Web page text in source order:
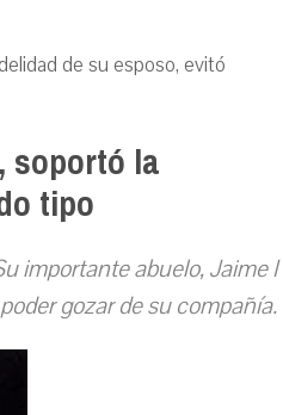
de su esposo, evitó
soportó la
tipo
importante abuelo, Jaime I
gozar de su compañía.